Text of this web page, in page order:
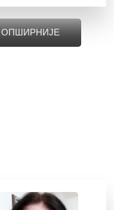
ОПШИРНИЈЕ